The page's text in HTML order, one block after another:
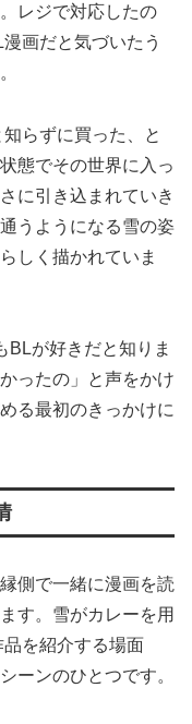
レジで対応したの
画だと気づいたう
らずに買った、と
態でその世界に入っ
に引き込まれていき
うようになる雪の姿
しく描かれていま
BLが好きだと知りま
ったの」と声をかけ
る最初のきっかけに
側で一緒に漫画を読
す。雪がカレーを用
を紹介する場面
ーンのひとつです。